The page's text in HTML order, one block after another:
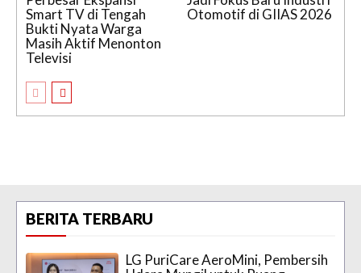
Smart TV di Tengah
Bukti Nyata Warga
Masih Aktif Menonton
Televisi
Otomotif di GIIAS 2026
BERITA TERBARU
LG PuriCare AeroMini, Pembersih